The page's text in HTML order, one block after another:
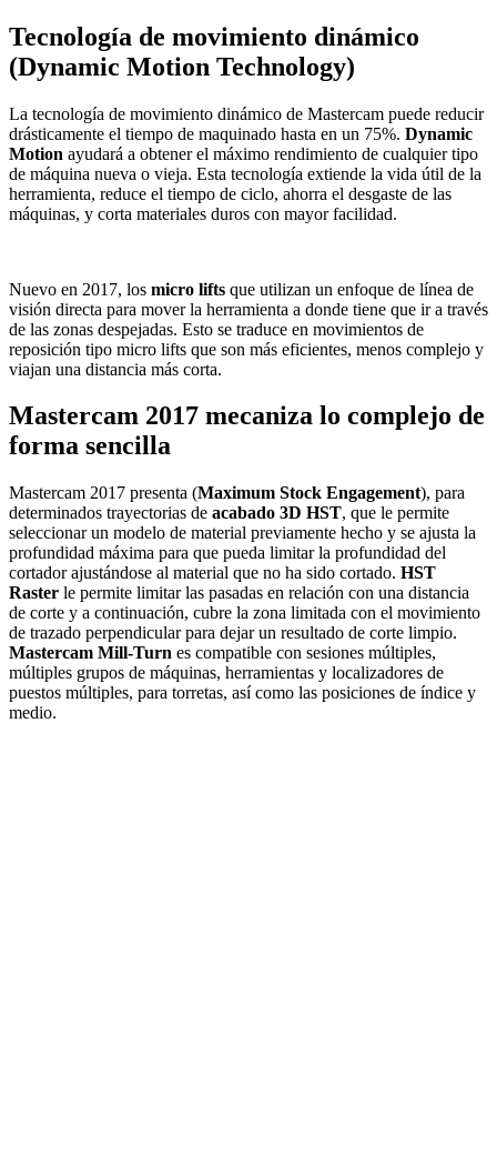
Tecnología de movimiento dinámico
(Dynamic Motion Technology)
La tecnología de movimiento dinámico de Mastercam puede reducir
drásticamente el tiempo de maquinado hasta en un 75%. Dynamic
Motion ayudará a obtener el máximo rendimiento de cualquier tipo
de máquina nueva o vieja. Esta tecnología extiende la vida útil de la
herramienta, reduce el tiempo de ciclo, ahorra el desgaste de las
máquinas, y corta materiales duros con mayor facilidad.
Nuevo en 2017, los micro lifts que utilizan un enfoque de línea de
visión directa para mover la herramienta a donde tiene que ir a través
de las zonas despejadas. Esto se traduce en movimientos de
reposición tipo micro lifts que son más eficientes, menos complejo y
viajan una distancia más corta.
Mastercam 2017 mecaniza lo complejo de
forma sencilla
Mastercam 2017 presenta (Maximum Stock Engagement), para
determinados trayectorias de acabado 3D HST, que le permite
seleccionar un modelo de material previamente hecho y se ajusta la
profundidad máxima para que pueda limitar la profundidad del
cortador ajustándose al material que no ha sido cortado. HST
Raster le permite limitar las pasadas en relación con una distancia
de corte y a continuación, cubre la zona limitada con el movimiento
de trazado perpendicular para dejar un resultado de corte limpio.
Mastercam Mill-Turn es compatible con sesiones múltiples,
múltiples grupos de máquinas, herramientas y localizadores de
puestos múltiples, para torretas, así como las posiciones de índice y
medio.